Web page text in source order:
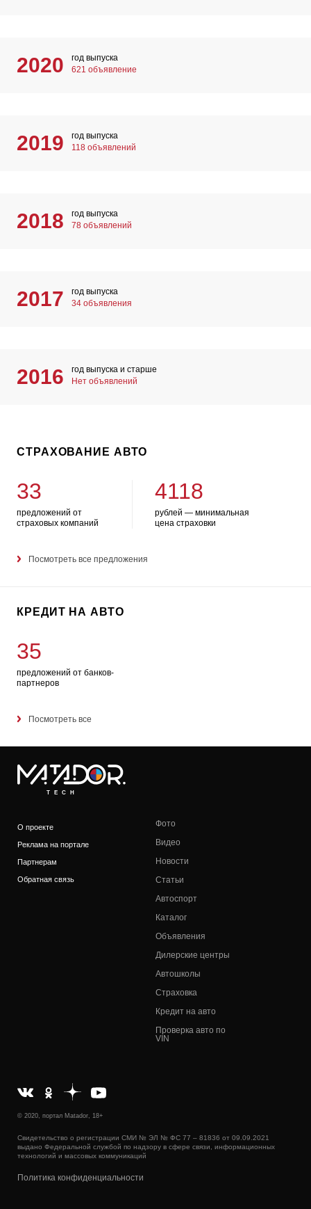
2020
год выпуска
621 объявление
2019
год выпуска
118 объявлений
2018
год выпуска
78 объявлений
2017
год выпуска
34 объявления
2016
год выпуска и старше
Нет объявлений
СТРАХОВАНИЕ АВТО
33
предложений от
страховых компаний
4118
рублей — минимальная
цена страховки
Посмотреть все предложения
КРЕДИТ НА АВТО
35
предложений от банков-
партнеров
Посмотреть все
TECH
О проекте
Реклама на портале
Партнерам
Обратная связь
Фото
Видео
Новости
Статьи
Автоспорт
Каталог
Объявления
Дилерские центры
Автошколы
Страховка
Кредит на авто
Проверка авто по
VIN
© 2020, портал Matador, 18+
Свидетельство о регистрации СМИ № ЭЛ № ФС 77 – 81836 от 09.09.2021
выдано Федеральной службой по надзору в сфере связи, информационных
технологий и массовых коммуникаций
Политика конфиденциальности